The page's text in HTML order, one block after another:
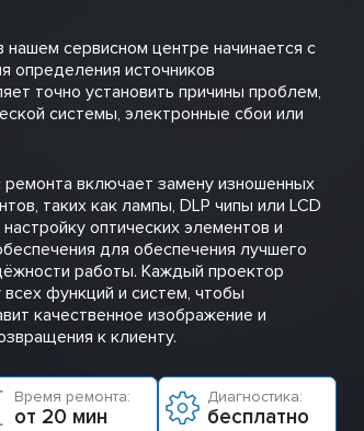
сервисном центре начинается с
определения источников
точно установить причины проблем,
системы, электронные сбои или
включает замену изношенных
таких как лампы, DLP чипы или LCD
оптических элементов и
для обеспечения лучшего
работы. Каждый проектор
функций и систем, чтобы
качественное изображение и
к клиенту.
Время ремонта:
от 20 мин
Диагностика:
бесплатно